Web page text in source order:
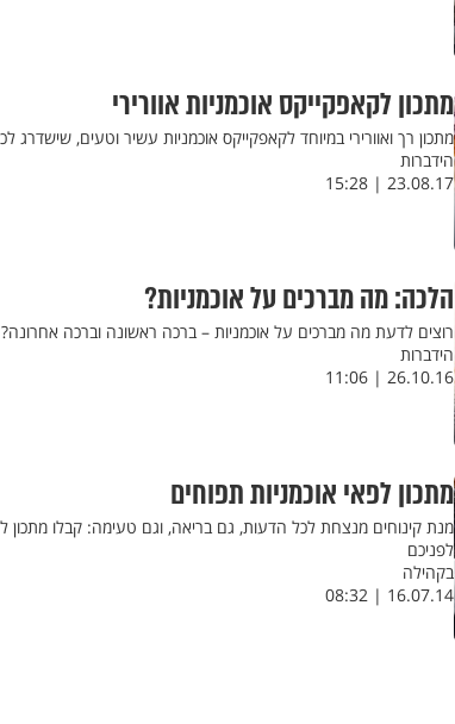
מתכון לקאפקייקס אוכמניות אוורירי
מתכון רך ואוורירי במיוחד לקאפקייקס אוכמניות עשיר וטעים, שישדרג
הידברות
23.08.17 | 15:28
הלכה: מה מברכים על אוכמניות?
רוצים לדעת מה מברכים על אוכמניות – ברכה ראשונה וברכה
הידברות
26.10.16 | 11:06
מתכון לפאי אוכמניות תפוחים
מנת קינוחים מנצחת לכל הדעות, גם בריאה, וגם טעימה: קבלו מתכון
לפניכם
בקהילה
16.07.14 | 08:32